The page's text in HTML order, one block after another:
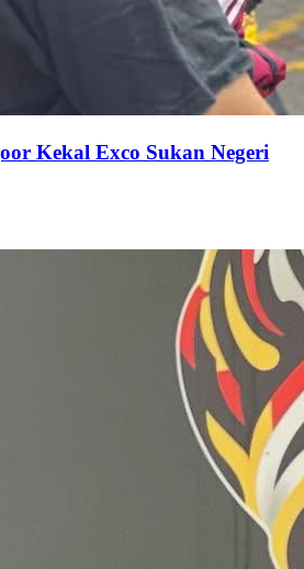
Kekal Exco Sukan Negeri